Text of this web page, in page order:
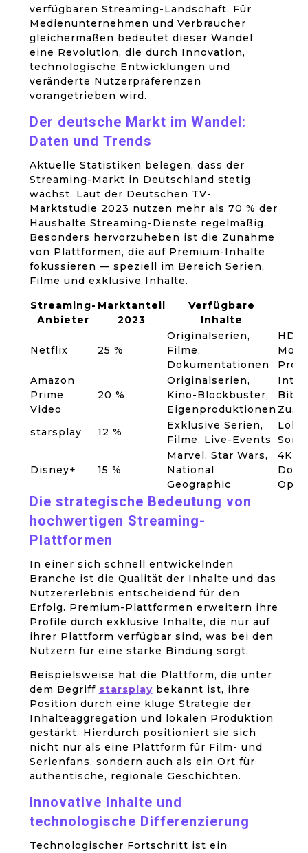
verfügbaren Streaming-Landschaft. Für
Medienunternehmen und Verbraucher
gleichermaßen bedeutet dieser Wandel
eine Revolution, die durch Innovation,
technologische Entwicklungen und
veränderte Nutzerpräferenzen
vorangetrieben wird.
Der deutsche Markt im Wandel:
Daten und Trends
Aktuelle Statistiken belegen, dass der
Streaming-Markt in Deutschland stetig
wächst. Laut der Deutschen TV-
Marktstudie 2023 nutzen mehr als 70 % der
Haushalte Streaming-Dienste regelmäßig.
Besonders hervorzuheben ist die Zunahme
von Plattformen, die auf Premium-Inhalte
fokussieren — speziell im Bereich Serien,
Filme und exklusive Inhalte.
Streaming-
Anbieter
Marktanteil
2023
Verfügbare
Inhalte
Netflix 25 %
Originalserien,
Filme,
Dokumentationen
Amazon
Prime
Video
20 %
Originalserien,
Kino-Blockbuster,
Eigenproduktionen
starsplay
12 %
Exklusive Serien,
Filme, Live-Events
Disney+ 15 %
Marvel, Star Wars,
National
Geographic
4K
Die strategische Bedeutung von
hochwertigen Streaming-
Plattformen
In einer sich schnell entwickelnden
Branche ist die Qualität der Inhalte und das
Nutzererlebnis entscheidend für den
Erfolg. Premium-Plattformen erweitern ihre
Profile durch exklusive Inhalte, die nur auf
ihrer Plattform verfügbar sind, was bei den
Nutzern für eine starke Bindung sorgt.
Beispielsweise hat die Plattform, die unter
dem Begriff starsplaybekannt ist, ihre
Position durch eine kluge Strategie der
Inhalteaggregation und lokalen Produktion
gestärkt. Hierdurch positioniert sie sich
nicht nur als eine Plattform für Film- und
Serienfans, sondern auch als ein Ort für
authentische, regionale Geschichten.
Innovative Inhalte und
technologische Differenzierung
Technologischer Fortschritt ist ein